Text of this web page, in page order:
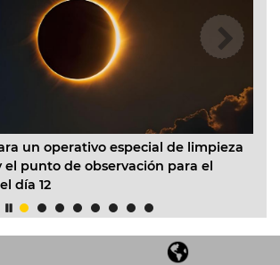
un operativo especial de limpieza
el punto de observación para el
día 12